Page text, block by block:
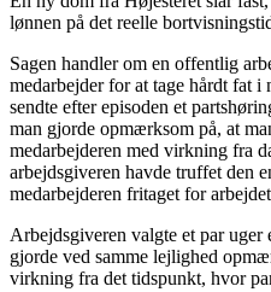
lønnen på det reelle
Sagen handler om en offentlig
medarbejder for at tage hårdt fat
sendte efter episoden et
man gjorde opmærksom på, at
medarbejderen med virkning fra
arbejdsgiveren havde truffet den
medarbejderen fritaget for
Arbejdsgiveren valgte et par uger
gjorde ved samme lejlighed
virkning fra det tidspunkt, hvor